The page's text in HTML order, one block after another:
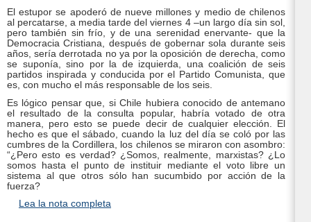
El estupor se apoderó de nueve millones y medio de chilenos
al percatarse, a media tarde del viernes 4 –un largo día sin sol,
pero también sin frío, y de una serenidad enervante- que la
Democracia Cristiana, después de gobernar sola durante seis
años, sería derrotada no ya por la oposición de derecha, como
se suponía, sino por la de izquierda, una coalición de seis
partidos inspirada y conducida por el Partido Comunista, que
es, con mucho el más responsable de los seis.
Es lógico pensar que, si Chile hubiera conocido de antemano
el resultado de la consulta popular, habría votado de otra
manera, pero esto se puede decir de cualquier elección. El
hecho es que el sábado, cuando la luz del día se coló por las
cumbres de la Cordillera, los chilenos se miraron con asombro:
“¿Pero esto es verdad? ¿Somos, realmente, marxistas? ¿Lo
somos hasta el punto de instituir mediante el voto libre un
sistema al que otros sólo han sucumbido por acción de la
fuerza?
Lea la nota completa